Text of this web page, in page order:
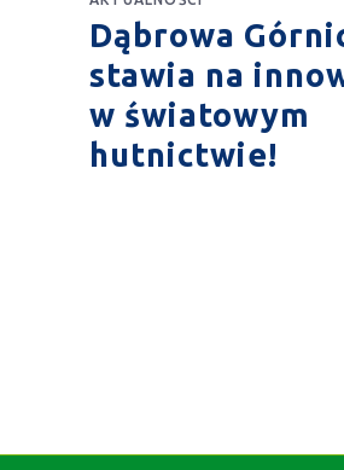
Dąbrowa
stawia na
w światowym
hutnictwie!